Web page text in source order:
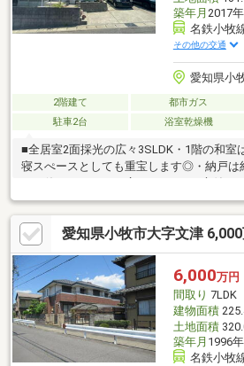
築年月 2017
名鉄小牧
その他の交通
愛知県小
2階建て 都市ガス
駐車2台
浴室乾燥機
■全居室2面採光の広々3SLDK・1階の和室
寝スぺースとしても重宝します◎・納戸は
て・各居室収納完備しており家族みんな
きます♪・南側の窓から陽光差し込むリビ
をお過ごし頂けます◎■周辺環境・本庄小
岡中学校 徒歩約13分・名鉄小牧線「田
分・小牧市コミュニティ「久保山団地西
ンのご相談や現地内覧のご予約等いつで
軽にお問い合わせくださいませ♪
愛知県小牧市大字文津
6,000万円
間取り 7LDK
建物面積
土地面積
築年月 1996
名鉄小牧